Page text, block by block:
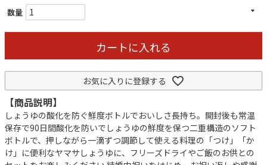
カートに入れる
お気に入りに登録する
【商品説明】
しょうゆの酸化を防ぐ鮮度ボトルでおいしさ長持ち。開封後も常温
保存で90日間酸化を防いでしょうゆの鮮度を保つ二重構造のソフト
ボトルで、押しながら一滴ずつ調節して使える料理の「つけ」「か
け」に便利なヤマサしょうゆに、フリーズドライやご飯のお供との